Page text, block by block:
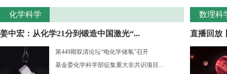
化学科学
姜中宏：从化学21分到锻造中国激光“...
第449期双清论坛“电化学储氢”召开
基金委化学科学部征集重大非共识项目...
数理科
直播回放